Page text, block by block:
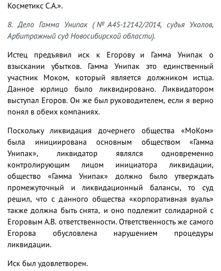
Косметикс С.А.».
8. Дело Гамма Унипак (№А45-12142/2014, судья Уколов,
Арбитражный суд Новосибирской области).
Истец предъявил иск к Егорову и Гамма Унипак о
взыскании убытков. Гамма Унипак это единственный
участник Моком, который является должником истца.
Данное юрлицо было ликвидировано. Ликвидатором
выступал Егоров. Он же был руководителем, если я верно
понял в обеих компаниях.
Поскольку ликвидация дочернего общества «МоКом»
была инициирована основным обществом «Гамма
Унипак», ликвидатор являлся одновременно
контролирующим лицом инициатора ликвидации,
общество «Гамма Унипак» должно было утверждать
промежуточный и ликвидационный балансы, то суд
решил, что с данного общества «корпоративная вуаль»
также должна быть снята, и оно подлежит солидарной с
Егоровым А.В. ответственности. Ответственность же самого
Егорова обусловлена нарушением процедуры
ликвидации.
Иск был удовлетворен.